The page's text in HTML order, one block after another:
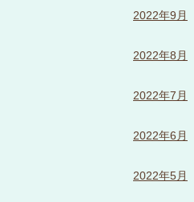
2022年9月
2022年8月
2022年7月
2022年6月
2022年5月